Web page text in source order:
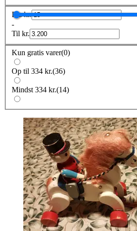
Frakr.
-
Til kr.
Kun gratis varer(0)
Op til 334 kr.(36)
Mindst 334 kr.(14)